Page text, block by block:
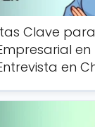
Clave
en
en